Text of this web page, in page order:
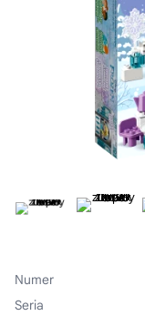
Numer
Seria